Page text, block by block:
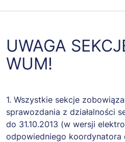
Zespół
UWAGA
WUM!
1. Wszystkie sekcje
sprawozdania z działalności
do 31.10.2013 (w wersji
odpowiedniego koordynatora